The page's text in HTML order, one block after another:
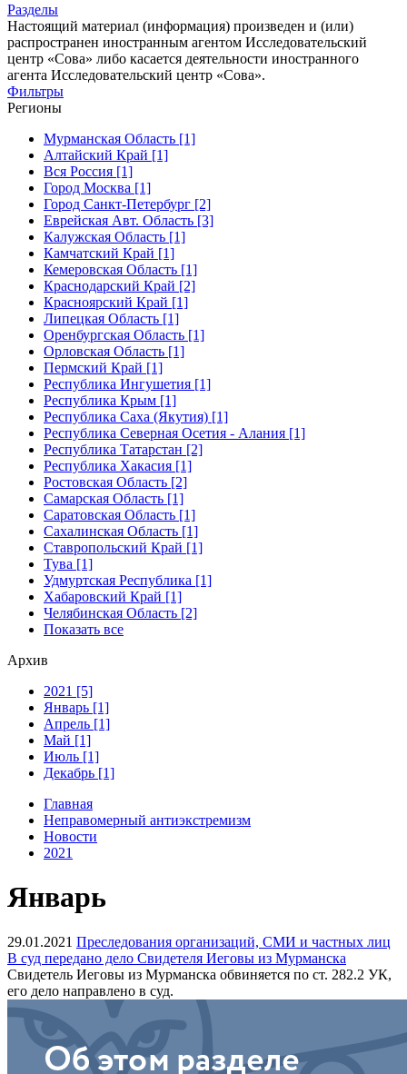
Разделы
Настоящий материал (информация) произведен и (или)
распространен иностранным агентом Исследовательский
центр «Сова» либо касается деятельности иностранного
агента Исследовательский центр «Сова».
Фильтры
Регионы
Мурманская Область [1]
Алтайский Край [1]
Вся Россия [1]
Город Москва [1]
Город Санкт-Петербург [2]
Еврейская Авт. Область [3]
Калужская Область [1]
Камчатский Край [1]
Кемеровская Область [1]
Краснодарский Край [2]
Красноярский Край [1]
Липецкая Область [1]
Оренбургская Область [1]
Орловская Область [1]
Пермский Край [1]
Республика Ингушетия [1]
Республика Крым [1]
Республика Саха (Якутия) [1]
Республика Северная Осетия - Алания [1]
Республика Татарстан [2]
Республика Хакасия [1]
Ростовская Область [2]
Самарская Область [1]
Саратовская Область [1]
Сахалинская Область [1]
Ставропольский Край [1]
Тува [1]
Удмуртская Республика [1]
Хабаровский Край [1]
Челябинская Область [2]
Показать все
Архив
2021 [5]
Январь [1]
Апрель [1]
Май [1]
Июль [1]
Декабрь [1]
Главная
Неправомерный антиэкстремизм
Новости
2021
Январь
29.01.2021 Преследования организаций, СМИ и частных лиц
В суд передано дело Свидетеля Иеговы из Мурманска
Свидетель Иеговы из Мурманска обвиняется по ст. 282.2 УК,
его дело направлено в суд.